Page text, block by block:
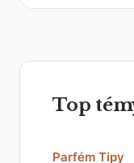
Top
Parfém Tipy